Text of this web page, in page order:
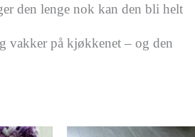
den lenge nok kan den bli helt
vakker på kjøkkenet – og den